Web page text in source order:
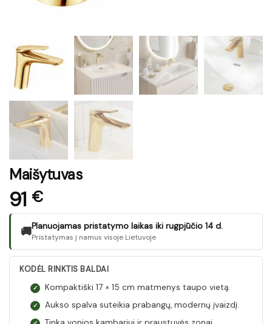
Maišytuvas
91 €
🚚Planuojamas pristatymo laikas iki rugpjūčio 14 d.
Pristatymas į namus visoje Lietuvoje
KODĖL RINKTIS BALDAI
✓ Kompaktiški 17 × 15 cm matmenys taupo vietą.
✓ Aukso spalva suteikia prabangų, modernų įvaizdį.